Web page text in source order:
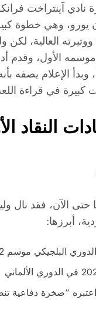
في صفقة قدرت بـ9
العالية،
الأول، وقدم
وبدأ الإعلام
كبيرة في قراءة
النقاد
الآن، فقد نال
أبرزها:
البلجيكي موسم 2022
“صخرة دفاعية